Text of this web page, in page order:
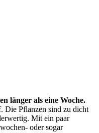
länger als eine Woche.
Die Pflanzen sind zu dicht
Mit ein paar
oder sogar